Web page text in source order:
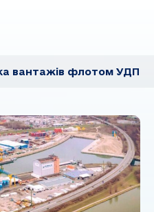
вантажів флотом УДП на